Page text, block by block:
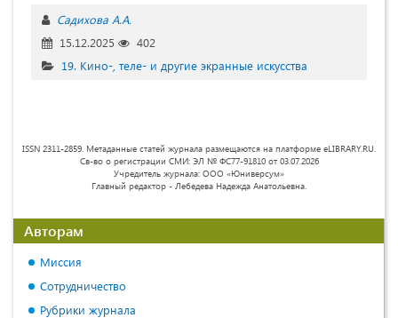
Садихова А.А.
15.12.2025
402
19. Кино-, теле- и другие экранные искусства
ISSN 2311-2859. Метаданные статей журнала размещаются на платформе eLIBRARY.RU.
Св-во о регистрации СМИ: ЭЛ № ФС77-91810 от 03.07.2026
Учредитель журнала: ООО «Юниверсум»
Главный редактор - Лебедева Надежда Анатольевна.
Авторам
Миссия
Сотрудничество
Рубрики журнала